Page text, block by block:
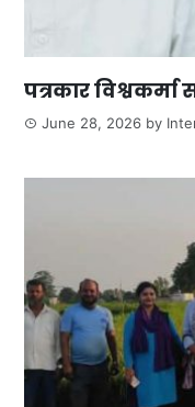
पत्रकार विश्वकर्मा
June 28, 2026 by